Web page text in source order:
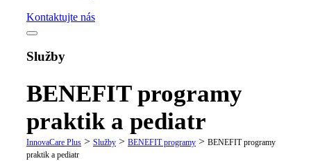
Kontaktujte nás
Služby
BENEFIT programy
praktik a pediatr
InnovaCare Plus > Služby > BENEFIT programy > BENEFIT programy
praktik a pediatr